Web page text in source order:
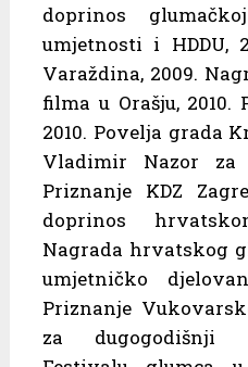
doprinos
umjetnosti i HDDU,
Varaždina, 2009.
filma u Orašju, 2010.
2010. Povelja grada
Vladimir Nazor za
Priznanje KDZ
doprinos
Nagrada hrvatskog
umjetničko
Priznanje
za dugogodišnji